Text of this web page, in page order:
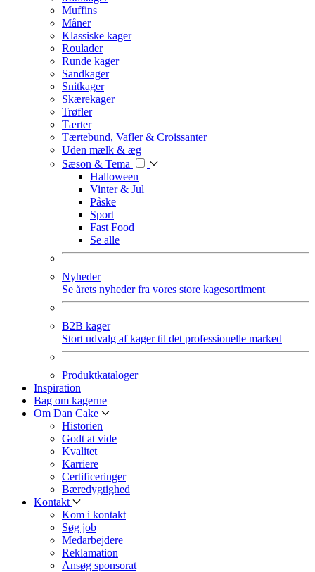
Muffins
Måner
Klassiske kager
Roulader
Runde kager
Sandkager
Snitkager
Skærekager
Trøfler
Tærter
Tærtebund, Vafler & Croissanter
Uden mælk & æg
Sæson & Tema
Halloween
Vinter & Jul
Påske
Sport
Fast Food
Se alle
Nyheder
Se årets nyheder fra vores store kagesortiment
B2B kager
Stort udvalg af kager til det professionelle marked
Produktkataloger
Inspiration
Bag om kagerne
Om Dan Cake
Historien
Godt at vide
Kvalitet
Karriere
Certificeringer
Bæredygtighed
Kontakt
Kom i kontakt
Søg job
Medarbejdere
Reklamation
Ansøg sponsorat